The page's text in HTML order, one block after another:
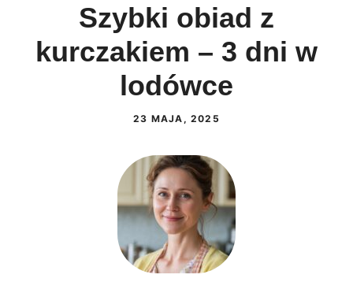
Szybki obiad z
kurczakiem – 3 dni w
lodówce
23 MAJA, 2025